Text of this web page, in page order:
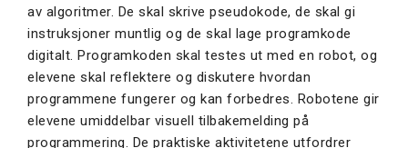
av algoritmer. De skal skrive pseudokode, de skal gi
instruksjoner muntlig og de skal lage programkode
digitalt. Programkoden skal testes ut med en robot, og
elevene skal reflektere og diskutere hvordan
programmene fungerer og kan forbedres. Robotene gir
elevene umiddelbar visuell tilbakemelding på
programmering. De praktiske aktivitetene utfordrer